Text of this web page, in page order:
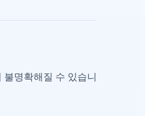
명확해질 수 있습니